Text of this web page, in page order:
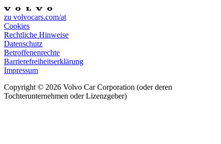
zu volvocars.com/at
Cookies
Rechtliche Hinweise
Datenschutz
Betroffenenrechte
Barrierefreiheitserklärung
Impressum
Copyright © 2026 Volvo Car Corporation (oder deren
Tochterunternehmen oder Lizenzgeber)